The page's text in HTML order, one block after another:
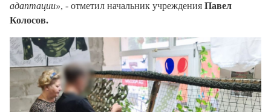
адаптации», - отметил начальник учреждения Павел
Колосов.